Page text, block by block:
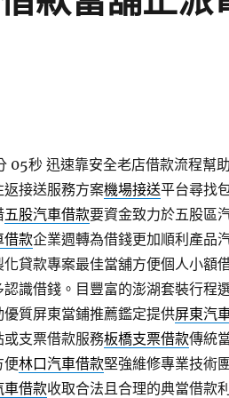
05秒迅速靠安全老店借款流程幫助
接送服務方案機場接送平台尋找
五股汽車借款要資金致力於五股區
借款企業週轉為借錢更加順利產品
化貸款專案最佳當舖方便個人小額
識借錢。目豐富的澎湖套裝行程
質屏東當鋪推薦鑑定提供屏東汽
支票借款服務板橋支票借款傳統
便林口汽車借款堅強維修專業技術
車借款收取合法且合理的典當借款